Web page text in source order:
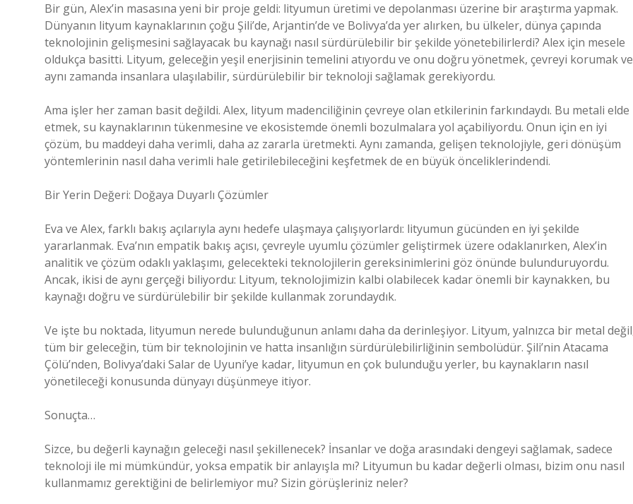
Bir gün, Alex’in masasına yeni bir proje geldi: lityumun üretimi ve depolanması üzerine bir araştırma yapmak.
Dünyanın lityum kaynaklarının çoğu Şili’de, Arjantin’de ve Bolivya’da yer alırken, bu ülkeler, dünya çapında
teknolojinin gelişmesini sağlayacak bu kaynağı nasıl sürdürülebilir bir şekilde yönetebilirlerdi? Alex için mesele
oldukça basitti. Lityum, geleceğin yeşil enerjisinin temelini atıyordu ve onu doğru yönetmek, çevreyi korumak ve
aynı zamanda insanlara ulaşılabilir, sürdürülebilir bir teknoloji sağlamak gerekiyordu.
Ama işler her zaman basit değildi. Alex, lityum madenciliğinin çevreye olan etkilerinin farkındaydı. Bu metali elde
etmek, su kaynaklarının tükenmesine ve ekosistemde önemli bozulmalara yol açabiliyordu. Onun için en iyi
çözüm, bu maddeyi daha verimli, daha az zararla üretmekti. Aynı zamanda, gelişen teknolojiyle, geri dönüşüm
yöntemlerinin nasıl daha verimli hale getirilebileceğini keşfetmek de en büyük önceliklerindendi.
Bir Yerin Değeri: Doğaya Duyarlı Çözümler
Eva ve Alex, farklı bakış açılarıyla aynı hedefe ulaşmaya çalışıyorlardı: lityumun gücünden en iyi şekilde
yararlanmak. Eva’nın empatik bakış açısı, çevreyle uyumlu çözümler geliştirmek üzere odaklanırken, Alex’in
analitik ve çözüm odaklı yaklaşımı, gelecekteki teknolojilerin gereksinimlerini göz önünde bulunduruyordu.
Ancak, ikisi de aynı gerçeği biliyordu: Lityum, teknolojimizin kalbi olabilecek kadar önemli bir kaynakken, bu
kaynağı doğru ve sürdürülebilir bir şekilde kullanmak zorundaydık.
Ve işte bu noktada, lityumun nerede bulunduğunun anlamı daha da derinleşiyor. Lityum, yalnızca bir metal
tüm bir geleceğin, tüm bir teknolojinin ve hatta insanlığın sürdürülebilirliğinin sembolüdür. Şili’nin Atacama
Çölü’nden, Bolivya’daki Salar de Uyuni’ye kadar, lityumun en çok bulunduğu yerler, bu kaynakların nasıl
yönetileceği konusunda dünyayı düşünmeye itiyor.
Sonuçta…
Sizce, bu değerli kaynağın geleceği nasıl şekillenecek? İnsanlar ve doğa arasındaki dengeyi sağlamak, sadece
teknoloji ile mi mümkündür, yoksa empatik bir anlayışla mı? Lityumun bu kadar değerli olması, bizim onu nasıl
kullanmamız gerektiğini de belirlemiyor mu? Sizin görüşleriniz neler?